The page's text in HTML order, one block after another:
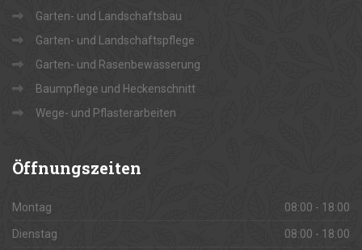
Garten- und Landschaftsbau
Garten- und Landschaftspflege
Garten- und Rasenbewässerung
Baumpflege und Heckenschnitt
Wege- und Pflasterarbeiten
Öffnungszeiten
Montag 08:00 - 18:00
Dienstag 08:00 - 18:00